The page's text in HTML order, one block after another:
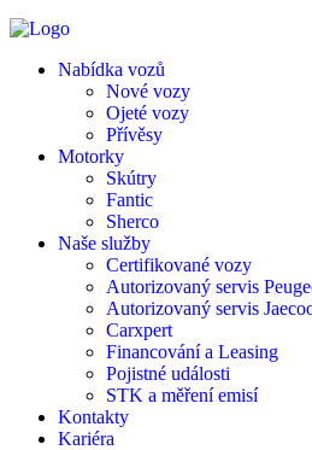
Nabídka vozů
Nové vozy
Ojeté vozy
Přívěsy
Motorky
Skútry
Fantic
Sherco
Naše služby
Certifikované vozy
Autorizovaný servis
Autorizovaný servis
Carxpert
Financování a Leasing
Pojistné události
STK a měření emisí
Kontakty
Kariéra